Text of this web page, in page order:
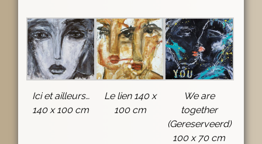
Ici et ailleurs…
140 x 100 cm
Le lien 140 x
100 cm
We are
together
(Gereserveerd)
100 x 70 cm